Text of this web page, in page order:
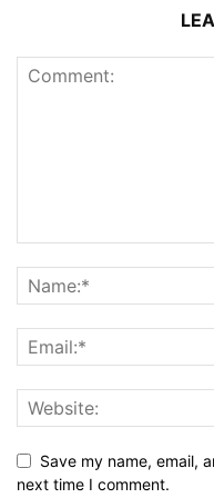
Save my name, email,
next time I comment.